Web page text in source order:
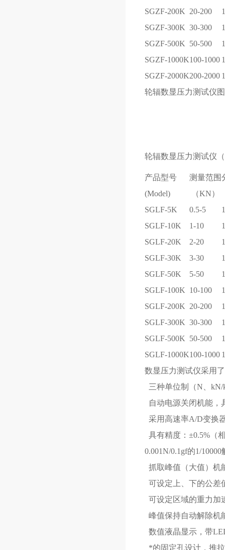
SGZF-200K 20-200
SGZF-300K 30-300
SGZF-500K 50-500
SGZF-1000K100-1000
SGZF-2000K200-2000
轮辐数显压力测试仪
轮辐数显压力测试仪
产品型号
(Model)
测量范围
（KN）
SGLF-5K
0.5-5
1
SGLF-10K
1-10
SGLF-20K
2-20
SGLF-30K
3-30
SGLF-50K
5-50
SGLF-100K 10-100
SGLF-200K 20-200
SGLF-300K 30-300
SGLF-500K 50-500
SGLF-1000K100-1000
数显压力测试仪采用
三种单位制（N、
自动电源关闭机能，
采用高速率A/D变换
具有精度：±0.5%（
0.001N/0.1gf的1/
抓取峰值（大值）机
可设定上、下的公差
可设定区域的重力加
峰值保持自动解除机
数值液晶显示，带
*的固定孔设计，推